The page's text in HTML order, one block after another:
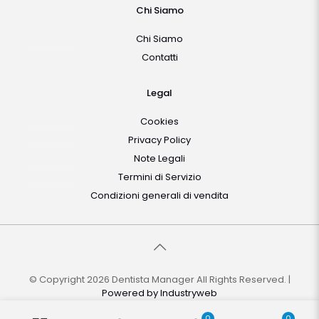
Chi Siamo
Chi Siamo
Contatti
Legal
Cookies
Privacy Policy
Note Legali
Termini di Servizio
Condizioni generali di vendita
© Copyright 2026 Dentista Manager All Rights Reserved. |
Powered byIndustryweb